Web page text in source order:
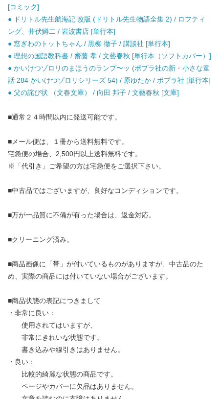
[コミック]
● ドリトル先生航海記 改版 (ドリトル先生物語全集 2) / ロフティ
ング、井伏鱒二 / 岩波書店 [単行本]
● 窓ぎわのトットちゃん / 黒柳 徹子 / 講談社 [単行本]
● 理想の国語教科書 / 齋藤 孝 / 文藝春秋 [単行本（ソフトカバー）]
● かいけつゾロリのまほうのランプ〜ッ (ポプラ社の新・小さな童
話 284 かいけつゾロリシリーズ 54) / 原ゆたか / ポプラ社 [単行本]
● 父の詫び状 （文春文庫） / 向田 邦子 / 文藝春秋 [文庫]
■通常２４時間以内に発送可能です。
■メール便は、１冊から送料無料です。
宅急便の場合、2,500円以上送料無料です。
※「代引き」ご希望の方は宅急便をご選択下さい。
■中古品ではございますが、良好なコンディションです。
■万が一品質に不備が有った場合は、返金対応。
■クリーニング済み。
■商品画像に「帯」が付いているものがありますが、中古品のた
め、実際の商品には付いていない場合がございます。
■商品状態の表記につきまして
・非常に良い：
使用されてはいますが、
非常にきれいな状態です。
書き込みや線引きはありません。
・良い：
比較的綺麗な状態の商品です。
ページやカバーに欠品はありません。